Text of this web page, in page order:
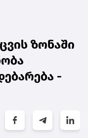
ზონაში
-